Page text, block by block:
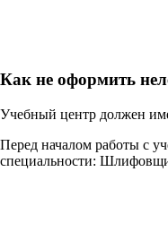
Как не оформить
Учебный центр должен
Перед началом работы с
специальности: